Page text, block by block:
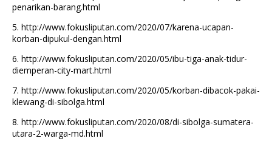
penarikan-barang.html
5. http://www.fokusliputan.com/2020/07/karena-ucapan-
korban-dipukul-dengan.html
6. http://www.fokusliputan.com/2020/05/ibu-tiga-anak-tidur-
diemperan-city-mart.html
7. http://www.fokusliputan.com/2020/05/korban-dibacok-pakai-
klewang-di-sibolga.html
8. http://www.fokusliputan.com/2020/08/di-sibolga-sumatera-
utara-2-warga-md.html